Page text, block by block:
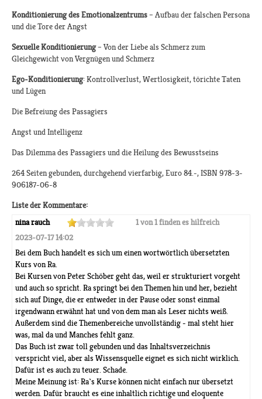
Konditionierung des Emotionalzentrums– Aufbau der falschen Persona
und die Tore der Angst
Sexuelle Konditionierung– Von der Liebe als Schmerz zum
Gleichgewicht von Vergnügen und Schmerz
Ego-Konditionierung: Kontrollverlust, Wertlosigkeit, törichte Taten
und Lügen
Die Befreiung des Passagiers
Angst und Intelligenz
Das Dilemma des Passagiers und die Heilung des Bewusstseins
264 Seiten gebunden, durchgehend vierfarbig, Euro 84.-, ISBN 978-3-
906187-06-8
Liste der Kommentare:
nina rauch
1 von 1 finden es hilfreich
2023-07-17 14:02
Bei dem Buch handelt es sich um einen wortwörtlich übersetzten
Kurs von Ra.
Bei Kursen von Peter Schöber geht das, weil er strukturiert vorgeht
und auch so spricht. Ra springt bei den Themen hin und her, bezieht
sich auf Dinge, die er entweder in der Pause oder sonst einmal
irgendwann erwähnt hat und von dem man als Leser nichts weiß.
Außerdem sind die Themenbereiche unvollständig - mal steht hier
was, mal da und Manches fehlt ganz.
Das Buch ist zwar toll gebunden und das Inhaltsverzeichnis
verspricht viel, aber als Wissensquelle eignet es sich nicht wirklich.
Dafür ist es auch zu teuer. Schade.
Meine Meinung ist: Ra`s Kurse können nicht einfach nur übersetzt
werden. Dafür braucht es eine inhaltlich richtige und eloquente